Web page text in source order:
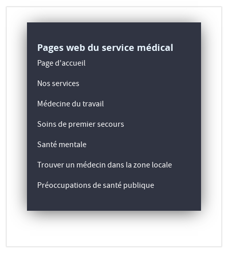
Pages web du service médical
Page d'accueil
Nos services
Médecine du travail
Soins de premier secours
Santé mentale
Trouver un médecin dans la zone locale
Préoccupations de santé publique